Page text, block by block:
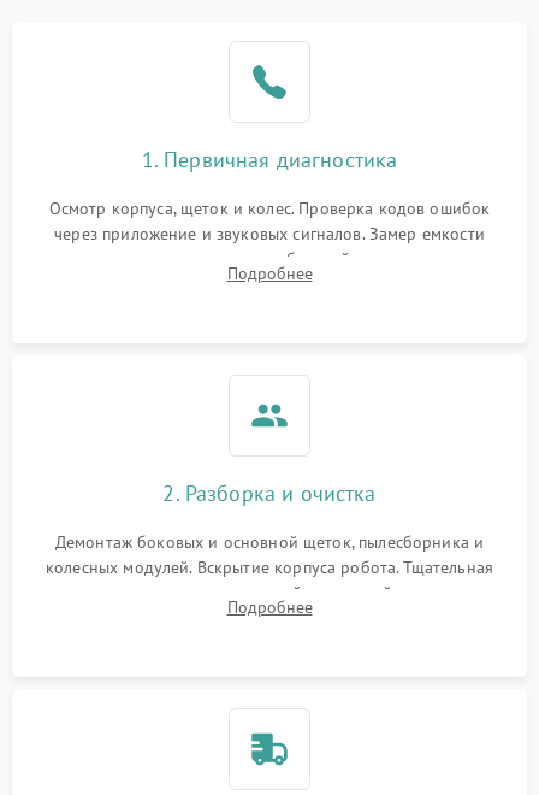
1. Первичная диагностика
Осмотр корпуса, щеток и колес. Проверка кодов ошибок
через приложение и звуковых сигналов. Замер емкости
аккумулятора и тестирование базовой станции зарядки.
Оценка работы лидара, бампера и датчиков падения для
Подробнее
2. Разборка и очистка
Демонтаж боковых и основной щеток, пылесборника и
колесных модулей. Вскрытие корпуса робота. Тщательная
очистка внутренних полостей, шестерней и плат от
скопившейся пыли, волос и шерсти животных с
Подробнее